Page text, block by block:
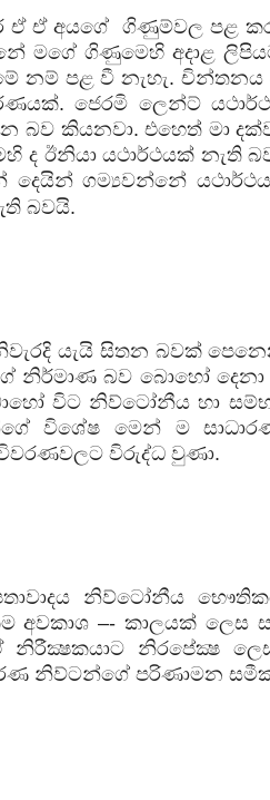
ඒ ඒ අයගේ
ගිණුම්වල පළ
මගේ ගිණුමෙහි අදාළ
නම් පළ වී නැහැ.
ජෙරමි ලෙන්ට්
බව කියනවා. එහෙත් මා
ද ඊනියා යථාර්ථයක් නැති
ගම්‍යවන්නේ
බවයි.
යැයි සිතන බවක්
නිර්මාණ බව බොහෝ දෙනා
විට නිව්ටෝනීය හා
මෙන් ම සාධාරණ
විරුද්ධ වුණා.
නිව්ටෝනීය
අවකාශ –- කාලයක්
නිරපේක්‍ෂ
නිව්ටන්ගේ පරිණාමන